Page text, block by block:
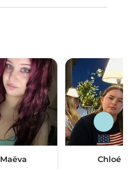
Maëva Chloé